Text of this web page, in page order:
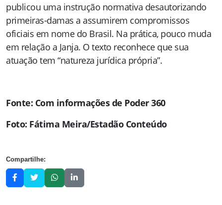
publicou uma instrução normativa desautorizando
primeiras-damas a assumirem compromissos
oficiais em nome do Brasil. Na prática, pouco muda
em relação a Janja. O texto reconhece que sua
atuação tem “natureza jurídica própria”.
Fonte: Com informações de Poder 360
Foto: Fátima Meira/Estadão Conteúdo
Compartilhe: